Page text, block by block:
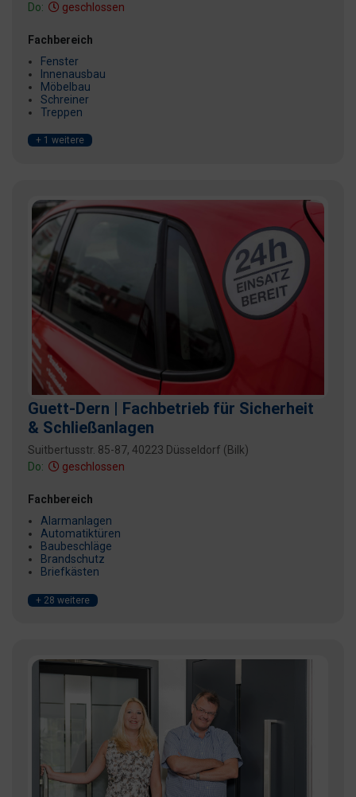
Do:
geschlossen
Fachbereich
Fenster
Innenausbau
Möbelbau
Schreiner
Treppen
+ 1 weitere
Guett-Dern | Fachbetrieb für Sicherheit
& Schließanlagen
Suitbertusstr. 85-87, 40223 Düsseldorf (Bilk)
Do:
geschlossen
Fachbereich
Alarmanlagen
Automatiktüren
Baubeschläge
Brandschutz
Briefkästen
+ 28 weitere